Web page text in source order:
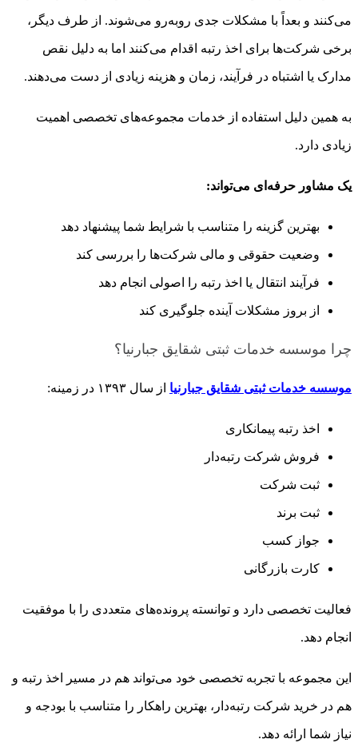
می‌کنند و بعداً با مشکلات جدی روبه‌رو می‌شوند. از طرف دیگر،
برخی شرکت‌ها برای اخذ رتبه اقدام می‌کنند اما به دلیل نقص
مدارک یا اشتباه در فرآیند، زمان و هزینه زیادی از دست می‌دهند.
به همین دلیل استفاده از خدمات مجموعه‌های تخصصی اهمیت
زیادی دارد.
یک مشاور حرفه‌ای می‌تواند:
بهترین گزینه را متناسب با شرایط شما پیشنهاد دهد
وضعیت حقوقی و مالی شرکت‌ها را بررسی کند
فرآیند انتقال یا اخذ رتبه را اصولی انجام دهد
از بروز مشکلات آینده جلوگیری کند
چرا موسسه خدمات ثبتی شقایق جبارنیا؟
موسسه خدمات ثبتی شقایق جبارنیا از سال ۱۳۹۳ در زمینه:
اخذ رتبه پیمانکاری
فروش شرکت رتبه‌دار
ثبت شرکت
ثبت برند
جواز کسب
کارت بازرگانی
فعالیت تخصصی دارد و توانسته پرونده‌های متعددی را با موفقیت
انجام دهد.
این مجموعه با تجربه تخصصی خود می‌تواند هم در مسیر اخذ رتبه و
هم در خرید شرکت رتبه‌دار، بهترین راهکار را متناسب با بودجه و
نیاز شما ارائه دهد.